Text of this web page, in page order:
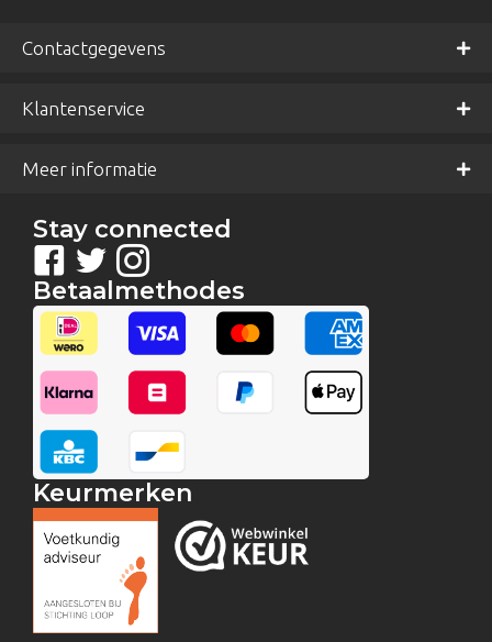
Contactgegevens
Klantenservice
Meer informatie
Stay connected
Betaalmethodes
Keurmerken